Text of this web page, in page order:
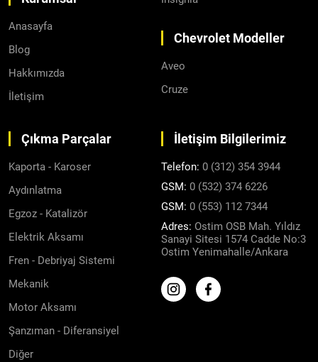
Anasayfa
Blog
Hakkımızda
İletişim
Chevrolet Modeller
Aveo
Cruze
Çıkma Parçalar
Kaporta - Karoser
Aydınlatma
Egzoz - Katalizör
Elektrik Aksamı
Fren - Debriyaj Sistemi
Mekanik
Motor Aksamı
Şanzıman - Diferansiyel
Diğer
İletişim Bilgilerimiz
Telefon: 0 (312) 354 3944
GSM: 0 (532) 374 6226
GSM: 0 (553) 112 7344
Adres: Ostim OSB Mah. Yıldız
Sanayi Sitesi 1574 Cadde No:3
Ostim Yenimahalle/Ankara